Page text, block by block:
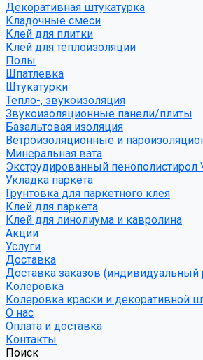
Декоративная штукатурка
Кладочные смеси
Клей для плитки
Клей для теплоизоляции
Полы
Шпатлевка
Штукатурки
Тепло-, звукоизоляция
Звукоизоляционные панели/плиты
Базальтовая изоляция
Ветроизоляционные и
Минеральная вата
Экструдированный пенополистирол
Укладка паркета
Грунтовка для паркетного клея
Клей для паркета
Клей для линолиума и кавролина
Акции
Услуги
Доставка
Доставка заказов (индивидуальный
Колеровка
Колеровка краски и декоративной
О нас
Оплата и доставка
Контакты
Поиск